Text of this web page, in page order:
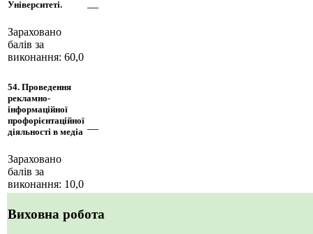
Університеті.
Зараховано
балів за
виконання: 60,0
—
54. Проведення
рекламно-
інформаційної
профорієнтаційної
діяльності в медіа
Зараховано
балів за
виконання: 10,0
—
Виховна робота